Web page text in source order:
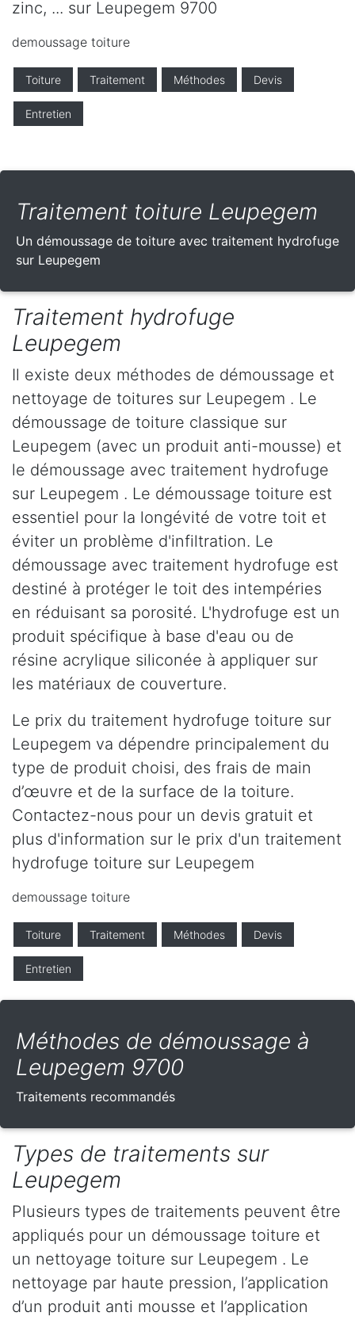
zinc, ... sur Leupegem 9700
demoussage toiture
Toiture Traitement Méthodes Devis
Entretien
Traitement toiture Leupegem
Un démoussage de toiture avec traitement hydrofuge
sur Leupegem
Traitement hydrofuge
Leupegem
Il existe deux méthodes de démoussage et
nettoyage de toitures sur Leupegem . Le
démoussage de toiture classique sur
Leupegem (avec un produit anti-mousse) et
le démoussage avec traitement hydrofuge
sur Leupegem . Le démoussage toiture est
essentiel pour la longévité de votre toit et
éviter un problème d'infiltration. Le
démoussage avec traitement hydrofuge est
destiné à protéger le toit des intempéries
en réduisant sa porosité. L'hydrofuge est un
produit spécifique à base d'eau ou de
résine acrylique siliconée à appliquer sur
les matériaux de couverture.
Le prix du traitement hydrofuge toiture sur
Leupegem va dépendre principalement du
type de produit choisi, des frais de main
d’œuvre et de la surface de la toiture.
Contactez-nous pour un devis gratuit et
plus d'information sur le prix d'un traitement
hydrofuge toiture sur Leupegem
demoussage toiture
Toiture Traitement Méthodes Devis
Entretien
Méthodes de démoussage à
Leupegem 9700
Traitements recommandés
Types de traitements sur
Leupegem
Plusieurs types de traitements peuvent être
appliqués pour un démoussage toiture et
un nettoyage toiture sur Leupegem . Le
nettoyage par haute pression, l’application
d’un produit anti mousse et l’application